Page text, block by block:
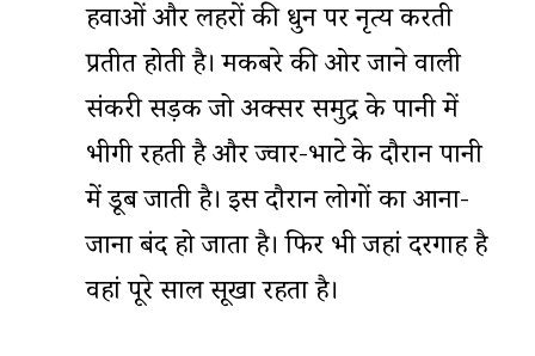
हवाओं और लहरों की धुन पर नृत्य करती
प्रतीत होती है। मकबरे की ओर जाने वाली
संकरी सड़क जो अक्सर समुद्र के पानी में
भीगी रहती है और ज्वार-भाटे के दौरान पानी
में डूब जाती है। इस दौरान लोगों का आना-
जाना बंद हो जाता है। फिर भी जहां दरगाह है
वहां पूरे साल सूखा रहता है।